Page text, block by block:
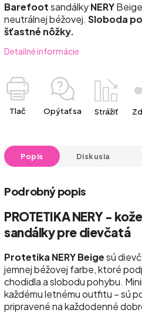
BarefootsandálkyNERY
neutrálnej béžovej. Sloboda
šťastné nôžky.
Detailné informácie
Tlač Opýtať sa Strážiť
Popis Diskusia
Podrobný popis
PROTETIKA NERY -
sandálky pre dievčatá
Protetika NERY Beigesú
jemnej béžovej farbe, ktoré
chodidla a slobodu pohybu.
každému letnému outfitu – sú
pripravené na každodenné